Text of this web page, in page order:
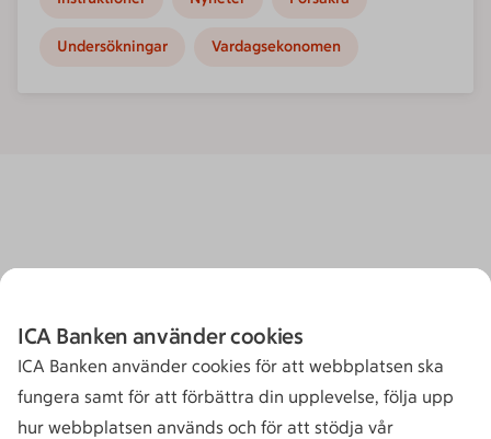
Undersökningar Vardagsekonomen
ICA Banken använder cookies
ICA Banken använder cookies för att webbplatsen ska
fungera samt för att förbättra din upplevelse, följa upp
hur webbplatsen används och för att stödja vår